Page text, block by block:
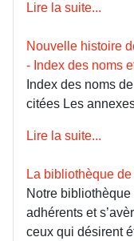
Lire la suite...
Nouvelle histoire
- Index des noms
Index des noms
citées Les
Lire la suite...
La bibliothèque de
Notre
adhérents et
ceux qui désirent